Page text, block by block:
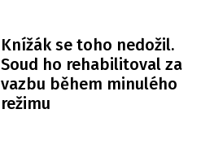
Knížák se toho nedožil.
Soud ho rehabilitoval za
vazbu během minulého
režimu